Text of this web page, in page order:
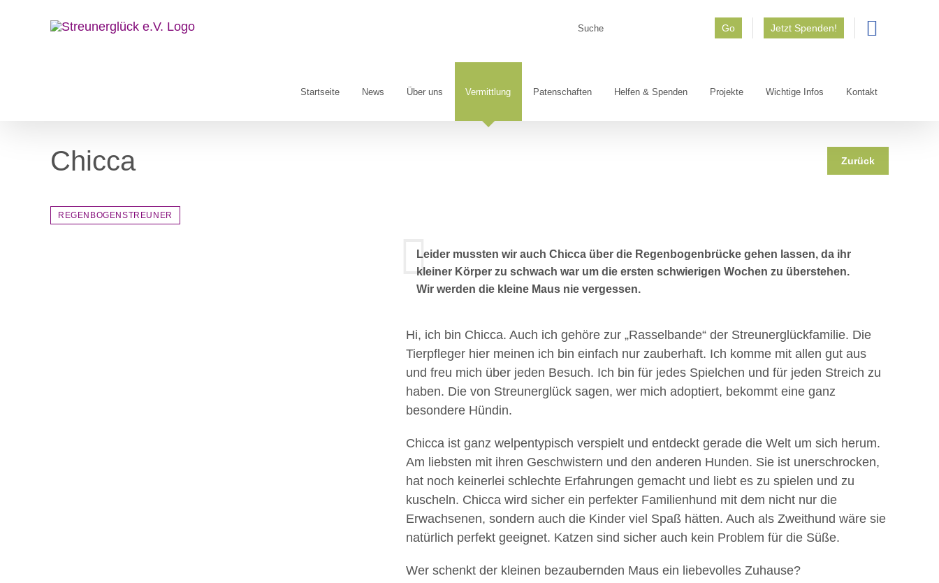
Go Jetzt Spenden!
Startseite News Über uns Vermittlung Patenschaften Helfen & Spenden Projekte Wichtige Infos Kontakt
Chicca Zurück
REGENBOGENSTREUNER
Leider mussten wir auch Chicca über die Regenbogenbrücke gehen lassen, da ihr
kleiner Körper zu schwach war um die ersten schwierigen Wochen zu überstehen.
Wir werden die kleine Maus nie vergessen.
Hi, ich bin Chicca. Auch ich gehöre zur „Rasselbande“ der Streunerglückfamilie. Die
Tierpfleger hier meinen ich bin einfach nur zauberhaft. Ich komme mit allen gut aus
und freu mich über jeden Besuch. Ich bin für jedes Spielchen und für jeden Streich zu
haben. Die von Streunerglück sagen, wer mich adoptiert, bekommt eine ganz
besondere Hündin.
Chicca ist ganz welpentypisch verspielt und entdeckt gerade die Welt um sich herum.
Am liebsten mit ihren Geschwistern und den anderen Hunden. Sie ist unerschrocken,
hat noch keinerlei schlechte Erfahrungen gemacht und liebt es zu spielen und zu
kuscheln. Chicca wird sicher ein perfekter Familienhund mit dem nicht nur die
Erwachsenen, sondern auch die Kinder viel Spaß hätten. Auch als Zweithund wäre sie
natürlich perfekt geeignet. Katzen sind sicher auch kein Problem für die Süße.
Wer schenkt der kleinen bezaubernden Maus ein liebevolles Zuhause?